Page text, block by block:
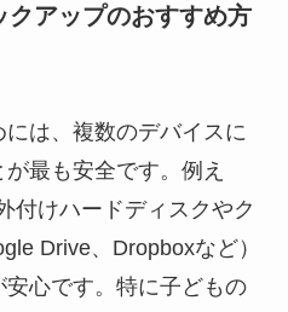
クアップのおすすめ方
は、複数のデバイスに
最も安全です。例え
付けハードディスクやク
Drive、Dropboxなど）
心です。特に子どもの